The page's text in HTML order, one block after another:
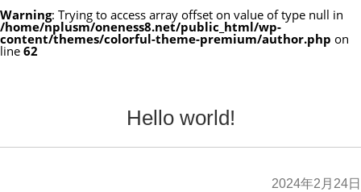
Warning: Trying to access array offset on value of type null in
/home/nplusm/oneness8.net/public_html/wp-
content/themes/colorful-theme-premium/author.php on
line 62
Hello world!
2024年2月24日